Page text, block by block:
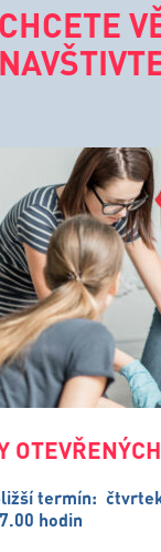
CHCETE
termín:
hodin